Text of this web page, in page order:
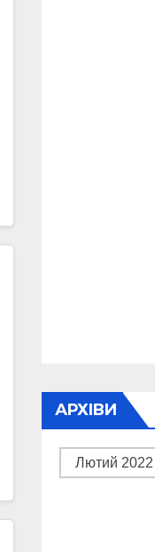
АРХІВИ
Архіви